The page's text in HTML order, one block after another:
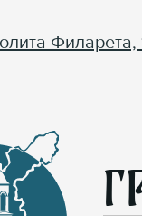
Филарета,